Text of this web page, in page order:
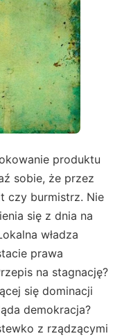
produktu
sobie, że przez
czy burmistrz. Nie
się z dnia na
władza
prawa
na stagnację?
się dominacji
demokracja?
z rządzącymi